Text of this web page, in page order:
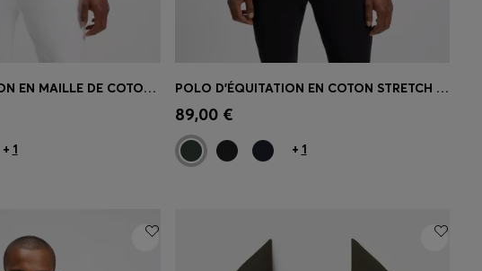
POLO D’ÉQUITATION EN MAILLE DE COTON STRETCH AVEC PATCH LOGO
+ 1
Achat rapide
taille)
POLO D’ÉQUITATION EN COTON STRETCH AVEC PATCH LOGO
89,00 €
+ 1